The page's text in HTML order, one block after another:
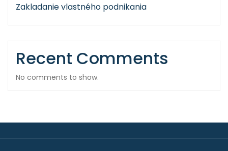
Zakladanie vlastného podnikania
Recent Comments
No comments to show.